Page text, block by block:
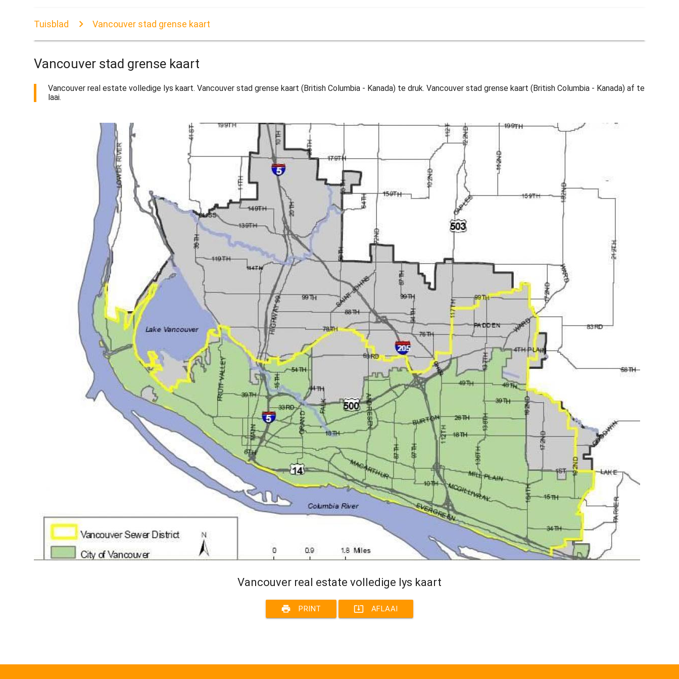
Tuisblad Vancouver stad grense kaart
Vancouver stad grense kaart
Vancouver real estate volledige lys kaart. Vancouver stad grense kaart (British Columbia - Kanada) te druk. Vancouver stad grense kaart (British Columbia - Kanada) af te
laai.
Vancouver real estate volledige lys kaart
print PRINT system_update_alt AFLAAI